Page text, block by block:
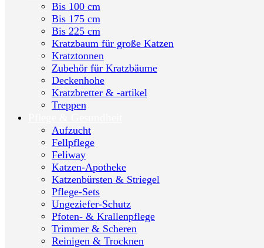
Bis 100 cm
Bis 175 cm
Bis 225 cm
Kratzbaum für große Katzen
Kratztonnen
Zubehör für Kratzbäume
Deckenhohe
Kratzbretter & -artikel
Treppen
Aufzucht
Fellpflege
Feliway
Katzen-Apotheke
Katzenbürsten & Striegel
Pflege-Sets
Ungeziefer-Schutz
Pfoten- & Krallenpflege
Trimmer & Scheren
Reinigen & Trocknen